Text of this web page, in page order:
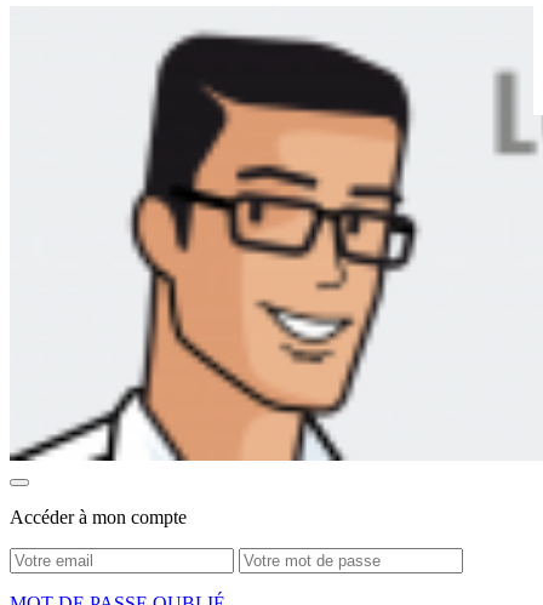
Accéder à mon compte